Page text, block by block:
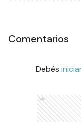
Comentarios
Debés
Ads